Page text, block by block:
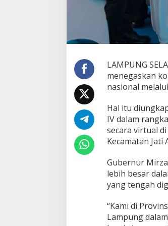
LAMPUNG
menegaskan
nasional
Hal itu
IV dalam
secara virtual
Kecamatan Jati
Gubernur
lebih besar
yang tengah
“Kami di
Lampung